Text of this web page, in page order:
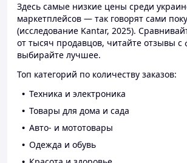
Здесь самые низкие цены среди
маркетплейсов — так говорят сами
(исследование Kantar, 2025).
от тысяч продавцов, читайте отзывы с
выбирайте лучшее.
Топ категорий по количеству заказов:
Техника и электроника
Товары для дома и сада
Авто- и мототовары
Одежда и обувь